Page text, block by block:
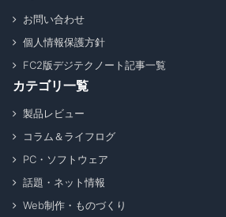
お問い合わせ
個人情報保護方針
FC2版デジテクノート記事一覧
カテゴリ一覧
製品レビュー
コラム＆ライフログ
PC・ソフトウェア
話題・ネット情報
Web制作・ものづくり